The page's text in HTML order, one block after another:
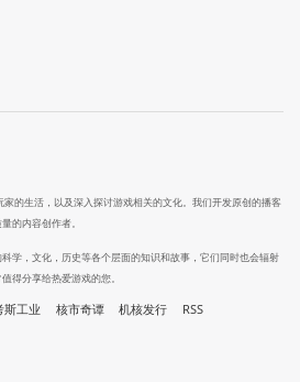
的生活，以及深入探讨游戏相关的文化。我们开发原创的播客
的内容创作者。
学，文化，历史等各个层面的知识和故事，它们同时也会辐射
得分享给热爱游戏的您。
斯工业 核市奇谭 机核发行 RSS